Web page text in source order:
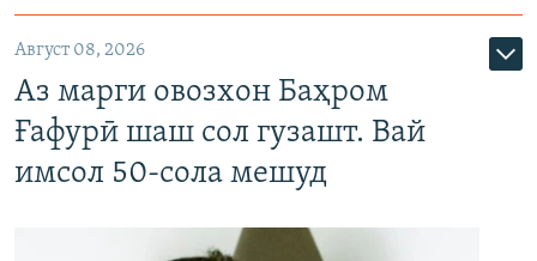
Август 08, 2026
Аз марги овозхон Баҳром
Ғафурӣ шаш сол гузашт. Вай
имсол 50-сола мешуд